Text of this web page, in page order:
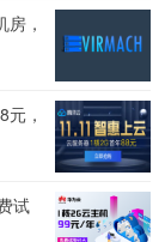
，
，
试